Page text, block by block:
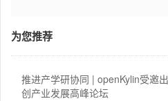
为您推荐
推进产学研协同 | openKylin受邀
创产业发展高峰论坛